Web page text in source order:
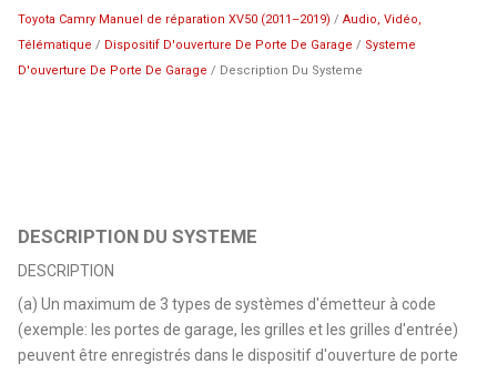
Toyota Camry Manuel de réparation XV50 (2011–2019) /Audio, Vidéo,
Télématique / Dispositif D'ouverture De Porte De Garage / Systeme
D'ouverture De Porte De Garage / Description Du Systeme
DESCRIPTION DU SYSTEME
DESCRIPTION
(a) Un maximum de 3 types de systèmes d'émetteur à code
(exemple: les portes de garage, les grilles et les grilles d'entrée)
peuvent être enregistrés dans le dispositif d'ouverture de porte